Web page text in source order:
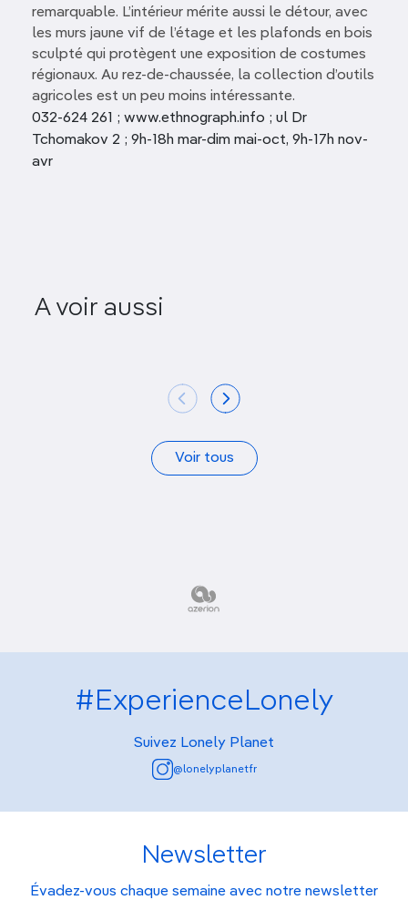
remarquable. L’intérieur mérite aussi le détour, avec
les murs jaune vif de l’étage et les plafonds en bois
sculpté qui protègent une exposition de costumes
régionaux. Au rez-de-chaussée, la collection d’outils
agricoles est un peu moins intéressante.
032-624 261 ; www.ethnograph.info ; ul Dr
Tchomakov 2 ; 9h-18h mar-dim mai-oct, 9h-17h nov-
avr
A voir aussi
Maison de Velyan
Voir tous
#ExperienceLonely
Suivez Lonely Planet
@lonelyplanetfr
Newsletter
Évadez-vous chaque semaine avec notre newsletter